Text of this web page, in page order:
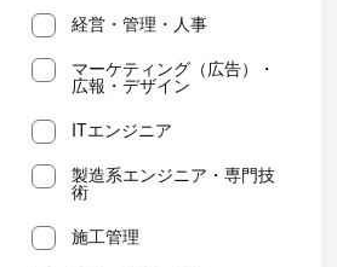
経営・管理・人事
マーケティング（広告）・
広報・デザイン
ITエンジニア
製造系エンジニア・専門技
術
施工管理